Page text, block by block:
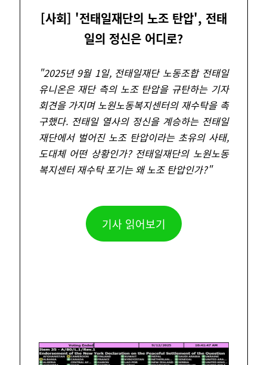
[사회] '전태일재단의 노조 탄압', 전태
일의 정신은 어디로?
"2025년 9월 1일, 전태일재단 노동조합 전태일
유니온은 재단 측의 노조 탄압을 규탄하는 기자
회견을 가지며 노원노동복지센터의 재수탁을 촉
구했다. 전태일 열사의 정신을 계승하는 전태일
재단에서 벌어진 노조 탄압이라는 초유의 사태,
도대체 어떤 상황인가? 전태일재단의 노원노동
복지센터 재수탁 포기는 왜 노조 탄압인가?"
기사 읽어보기